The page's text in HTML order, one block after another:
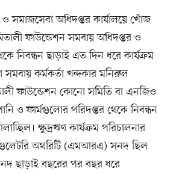
সমাজসেবা অধিদপ্তর কার্যালয়ে খোঁজ
ফাউন্ডেশন সমবায় অধিদপ্তর ও
নিবন্ধন ছাড়াই এত দিন ধরে কার্যক্রম
কর্মকর্তা খন্দকার মনিরুল
ফাউন্ডেশন কোনো সমিতি বা এনজিও
ও ফার্মগুলোর পরিদপ্তর থেকে নিবন্ধন
ক্ষুদ্রঋণ কার্যক্রম পরিচালনার
অথরিটি (এমআরএ) সনদ ছিল
ছাড়াই বছরের পর বছর ধরে